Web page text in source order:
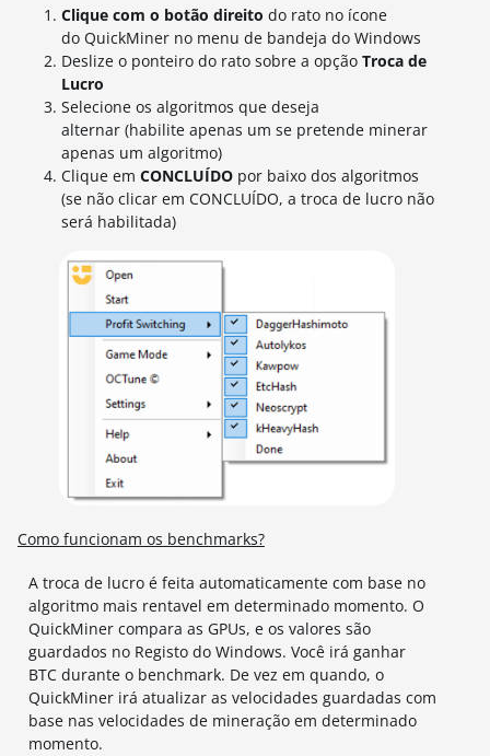
Clique com o botão direito do rato no ícone
do QuickMiner no menu de bandeja do Windows
Deslize o ponteiro do rato sobre a opção Troca de
Lucro
Selecione os algoritmos que deseja
alternar (habilite apenas um se pretende minerar
apenas um algoritmo)
Clique em CONCLUÍDO por baixo dos algoritmos
(se não clicar em CONCLUÍDO, a troca de lucro não
será habilitada)
Como funcionam os benchmarks?
A troca de lucro é feita automaticamente com base no
algoritmo mais rentavel em determinado momento. O
QuickMiner compara as GPUs, e os valores são
guardados no Registo do Windows. Você irá ganhar
BTC durante o benchmark. De vez em quando, o
QuickMiner irá atualizar as velocidades guardadas com
base nas velocidades de mineração em determinado
momento.